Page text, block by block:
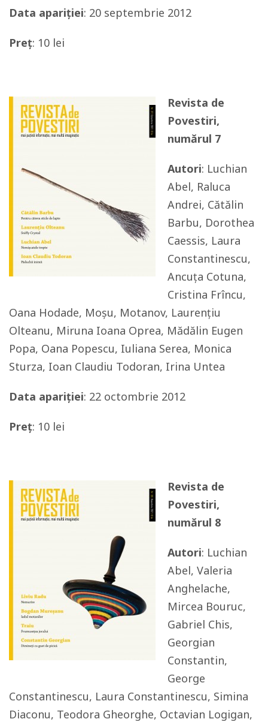
Data apariției: 20 septembrie 2012
Preț: 10 lei
Revista de
Povestiri,
numărul 7
Autori: Luchian
Abel, Raluca
Andrei, Cătălin
Barbu, Dorothea
Caessis, Laura
Constantinescu,
Ancuța Cotuna,
Cristina Frîncu,
Oana Hodade, Moșu, Motanov, Laurențiu
Olteanu, Miruna Ioana Oprea, Mădălin Eugen
Popa, Oana Popescu, Iuliana Serea, Monica
Sturza, Ioan Claudiu Todoran, Irina Untea
Data apariției: 22 octombrie 2012
Preț: 10 lei
Revista de
Povestiri,
numărul 8
Autori: Luchian
Abel, Valeria
Anghelache,
Mircea Bouruc,
Gabriel Chis,
Georgian
Constantin,
George
Constantinescu, Laura Constantinescu, Simina
Diaconu, Teodora Gheorghe, Octavian Logigan,